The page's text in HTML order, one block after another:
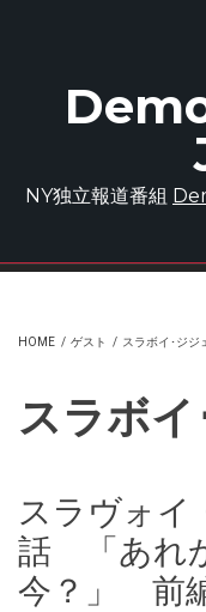
NY独立報道番組
HOME / ゲスト / スラボイ･ジジ
スラボイ
スラヴォイ
話 「あれ
今？」 前